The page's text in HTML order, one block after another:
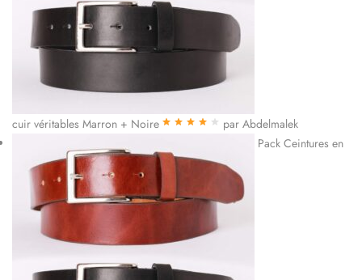
cuir véritables Marron + Noire
par Abdelmalek
Pack Ceintures en